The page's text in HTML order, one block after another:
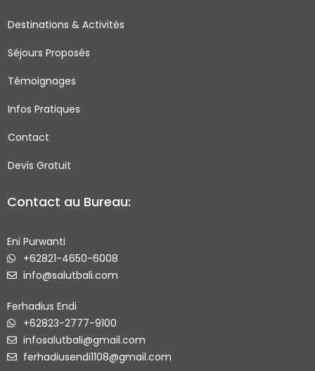
o
k
-
q
u
r
g
a
m
e
Destinations & Activités
Séjours Proposés
Témoignages
Infos Pratiques
Contact
Devis Gratuit
Contact au Bureau:
Eni Purwanti
+62821-4650-6008
info@salutbali.com
Ferhadius Endi
+62823-2777-9100
infosalutbali@gmail.com
ferhadiusendi1108@gmail.com